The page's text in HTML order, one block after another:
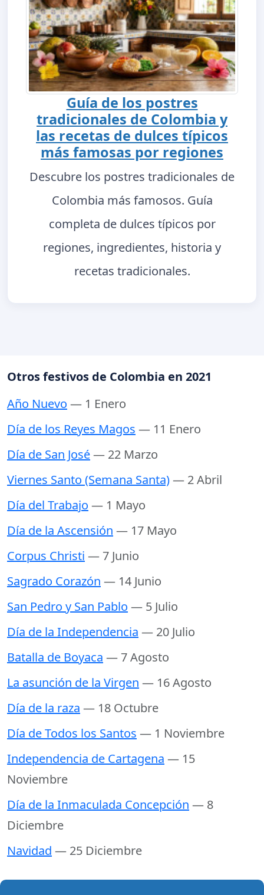
Guía de los postres
tradicionales de Colombia y
las recetas de dulces típicos
más famosas por regiones
Descubre los postres tradicionales de
Colombia más famosos. Guía
completa de dulces típicos por
regiones, ingredientes, historia y
recetas tradicionales.
Otros festivos de Colombia en 2021
Año Nuevo — 1 Enero
Día de los Reyes Magos — 11 Enero
Día de San José— 22 Marzo
Viernes Santo (Semana Santa)— 2 Abril
Día del Trabajo — 1 Mayo
Día de la Ascensión — 17 Mayo
Corpus Christi — 7 Junio
Sagrado Corazón — 14 Junio
San Pedro y San Pablo — 5 Julio
Día de la Independencia — 20 Julio
Batalla de Boyaca — 7 Agosto
La asunción de la Virgen — 16 Agosto
Día de la raza — 18 Octubre
Día de Todos los Santos — 1 Noviembre
Independencia de Cartagena — 15
Noviembre
Día de la Inmaculada Concepción — 8
Diciembre
Navidad — 25 Diciembre